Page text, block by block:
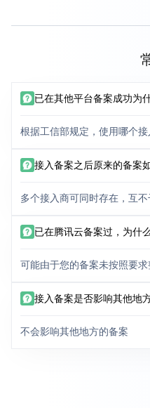
已在其他平台备案成功为
根据工信部规定，使用哪个
接入备案之后原来的备案
多个接入商可同时存在，互不
已在腾讯云备案过，为什
可能由于您的备案未按照要
接入备案是否影响其他地
不会影响其他地方的备案